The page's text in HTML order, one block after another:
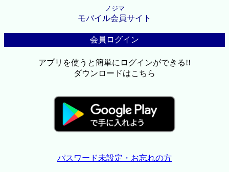
ノジマ
モバイル会員サイト
会員ログイン
アプリを使うと簡単にログインができる!!
ダウンロードはこちら
パスワード未設定・お忘れの方